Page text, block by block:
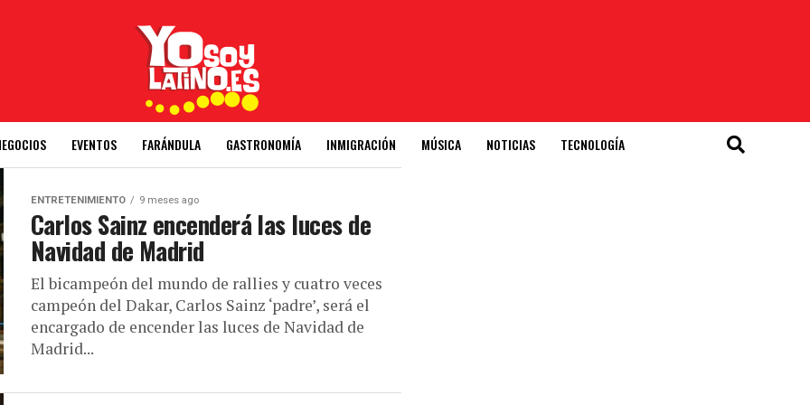
EVENTOS FARÁNDULA GASTRONOMÍA INMIGRACIÓN MÚSICA NOTICIAS TECNOLOGÍA
ENTRETENIMIENTO 9 meses ago
Carlos Sainz encenderá las luces de
Navidad de Madrid
El bicampeón del mundo de rallies y cuatro veces
campeón del Dakar, Carlos Sainz ‘padre’, será el
encargado de encender las luces de Navidad de
Madrid...